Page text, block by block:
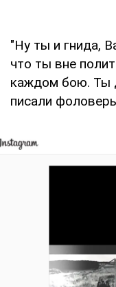
"Ну ты и гнида,
что ты вне
каждом бою. Ты
писали